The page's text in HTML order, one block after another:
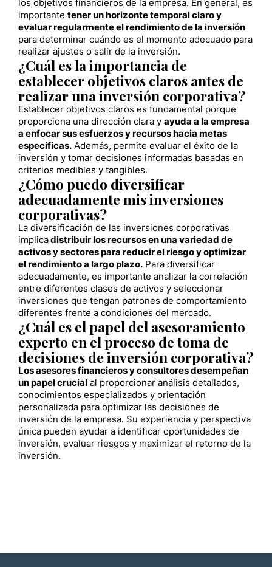
los objetivos financieros de la empresa. En general, es
importante tener un horizonte temporal claro y
evaluar regularmente el rendimiento de la inversión
para determinar cuándo es el momento adecuado para
realizar ajustes o salir de la inversión.
¿Cuál es la importancia de
establecer objetivos claros antes de
realizar una inversión corporativa?
Establecer objetivos claros es fundamental porque
proporciona una dirección clara y ayuda a la empresa
a enfocar sus esfuerzos y recursos hacia metas
específicas. Además, permite evaluar el éxito de la
inversión y tomar decisiones informadas basadas en
criterios medibles y tangibles.
¿Cómo puedo diversificar
adecuadamente mis inversiones
corporativas?
La diversificación de las inversiones corporativas
implicadistribuir los recursos en una variedad de
activos y sectores para reducir el riesgo y optimizar
el rendimiento a largo plazo. Para diversificar
adecuadamente, es importante analizar la correlación
entre diferentes clases de activos y seleccionar
inversiones que tengan patrones de comportamiento
diferentes frente a condiciones del mercado.
¿Cuál es el papel del asesoramiento
experto en el proceso de toma de
decisiones de inversión corporativa?
Los asesores financieros y consultores desempeñan
un papel crucial al proporcionar análisis detallados,
conocimientos especializados y orientación
personalizada para optimizar las decisiones de
inversión de la empresa. Su experiencia y perspectiva
única pueden ayudar a identificar oportunidades de
inversión, evaluar riesgos y maximizar el retorno de la
inversión.